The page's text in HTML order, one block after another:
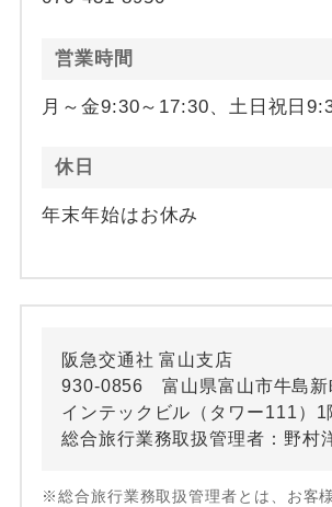
営業時間
月～金9:30～17:30、土日祝日
休日
年末年始はお休み
阪急交通社 富山支店
930-0856 富山県富山市牛島新
インテックビル（タワー111）1
総合旅行業務取扱管理者：野村
※総合旅行業務取扱管理者とは、お客